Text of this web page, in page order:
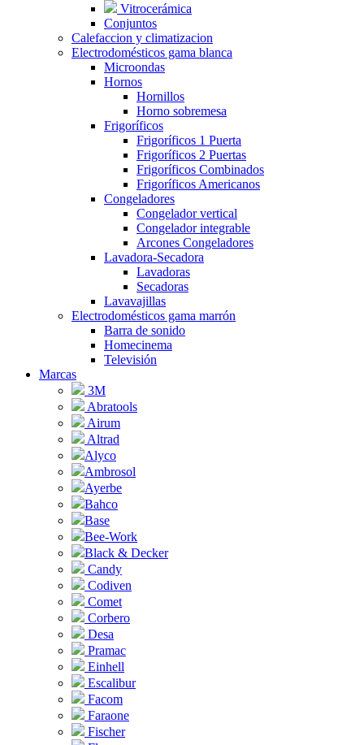
Vitrocerámica
Conjuntos
Calefaccion y climatizacion
Electrodomésticos gama blanca
Microondas
Hornos
Hornillos
Horno sobremesa
Frigoríficos
Frigoríficos 1 Puerta
Frigoríficos 2 Puertas
Frigoríficos Combinados
Frigoríficos Americanos
Congeladores
Congelador vertical
Congelador integrable
Arcones Congeladores
Lavadora-Secadora
Lavadoras
Secadoras
Lavavajillas
Electrodomésticos gama marrón
Barra de sonido
Homecinema
Televisión
Marcas
3M
Abratools
Airum
Altrad
Alyco
Ambrosol
Ayerbe
Bahco
Base
Bee-Work
Black & Decker
Candy
Codiven
Comet
Corbero
Desa
Pramac
Einhell
Escalibur
Facom
Faraone
Fischer